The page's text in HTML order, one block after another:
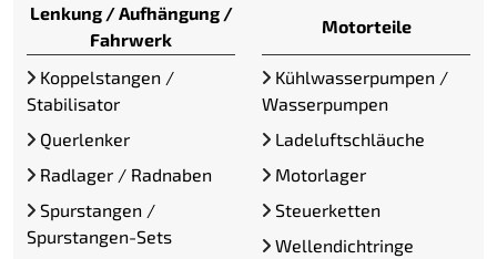
Lenkung / Aufhängung /
Fahrwerk
Koppelstangen /
Stabilisator
Querlenker
Radlager / Radnaben
Spurstangen /
Spurstangen-Sets
Motorteile
Kühlwasserpumpen /
Wasserpumpen
Ladeluftschläuche
Motorlager
Steuerketten
Wellendichtringe